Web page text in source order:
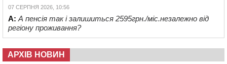
07 СЕРПНЯ 2026, 10:56
А: А пенсія так і залишиться 2595грн./міс.незалежно від
регіону проживання?
АРХІВ НОВИН